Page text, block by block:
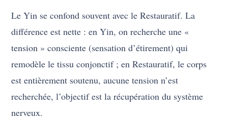
Le Yin se confond souvent avec le Restauratif. La
différence est nette : en Yin, on recherche une «
tension » consciente (sensation d’étirement) qui
remodèle le tissu conjonctif ; en Restauratif, le corps
est entièrement soutenu, aucune tension n’est
recherchée, l’objectif est la récupération du système
nerveux.